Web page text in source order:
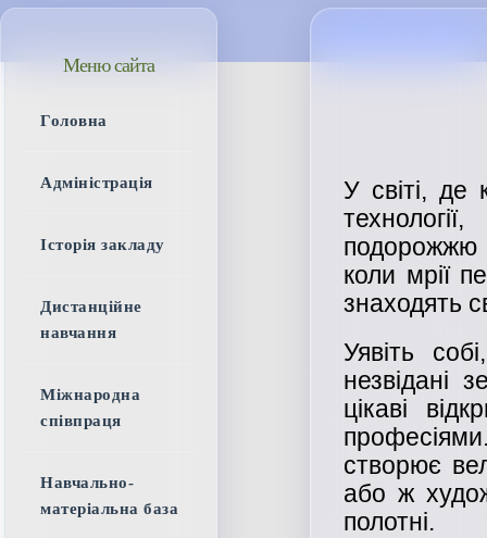
У світі, де
подорожжю
коли мрії
знаходять
Уявіть
незвідані
цікаві
створює
або ж
полотні.
Меню сайта
Головна
Адміністрація
Історія закладу
Дистанційне
навчання
Міжнародна
співпраця
Навчально-
матеріальна база